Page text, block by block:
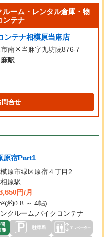
ーム・レンタル倉庫・物
ンテナ
ンテナ相模原当麻店
南区当麻字九坊院876-7
駅
問合せ
原宿Part1
原市緑区原宿４丁目2
原駅
円/月
約0.8 ～ 4帖)
クルーム,バイクコンテナ